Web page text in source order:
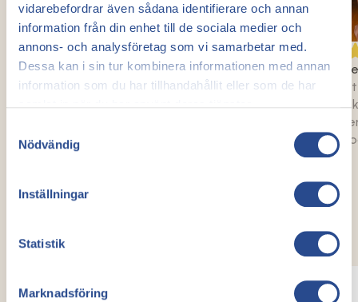
vidarebefordrar även sådana identifierare och annan
information från din enhet till de sociala medier och
annons- och analysföretag som vi samarbetar med.
Dessa kan i sin tur kombinera informationen med annan
information som du har tillhandahållit eller som de har
Nödvändig
Inställningar
Statistik
Marknadsföring
Martina
"Jag känner inte av problemet
Caroline
mycket bra. Jag
väldigt trygg